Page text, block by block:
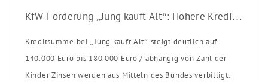
KfW-Förderung „Jung kauft Alt“: Höhere Kredite ab August 2026
Kreditsumme bei „Jung kauft Alt“ steigt deutlich auf
140.000 Euro bis 180.000 Euro / abhängig von Zahl der
Kinder Zinsen werden aus Mitteln des Bundes verbilligt: